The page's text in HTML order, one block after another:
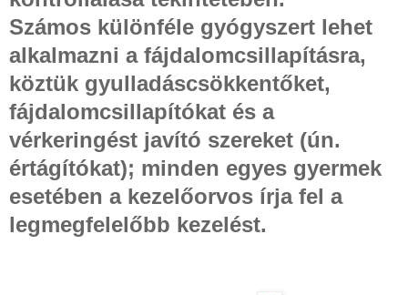
Számos különféle gyógyszert lehet
alkalmazni a fájdalomcsillapításra,
köztük gyulladáscsökkentőket,
fájdalomcsillapítókat és a
vérkeringést javító szereket (ún.
értágítókat); minden egyes gyermek
esetében a kezelőorvos írja fel a
legmegfelelőbb kezelést.